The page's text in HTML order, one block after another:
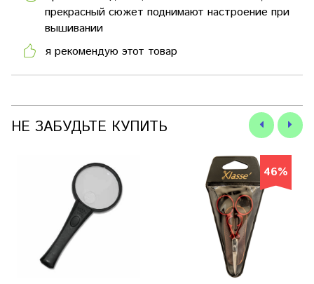
прекрасный сюжет поднимают настроение при
вышивании
я рекомендую этот товар
НЕ ЗАБУДЬТЕ КУПИТЬ
46%